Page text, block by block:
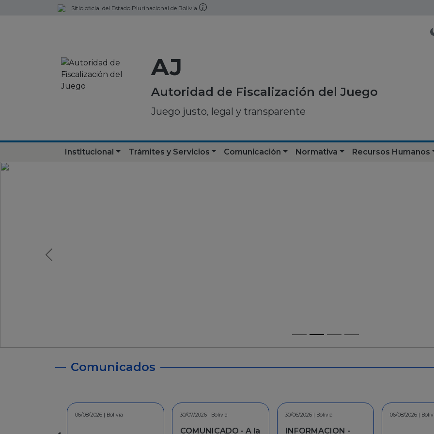
Sitio oficial del Estado Plurinacional de Bolivia
AJ
Autoridad de Fiscalización del Juego
Juego justo, legal y transparente
Institucional Trámites y Servicios Comunicación Normativa Recursos Humanos
Comunicados
30/07/2026 | Bolivia
COMUNICADO - A la
30/06/2026 | Bolivia
INFORMACION -
06/08/2026 | Bolivia 30/
30/07/2026 | Bolivia
COMUNICADO - A la
30/06/2026 | Bolivia
INFORMACION -
06/08/2026 | Bolivia 30/